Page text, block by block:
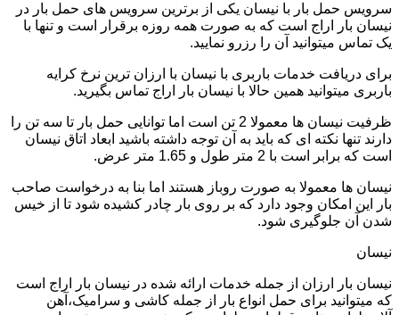
سرویس حمل بار با نیسان یکی از برترین سرویس های حمل بار در
نیسان بار اراج است که به صورت همه روزه برقرار است و تنها با
یک تماس میتوانید آن را رزرو نمایید.
برای دریافت خدمات باربری با نیسان با ارزان ترین نرخ کرایه
باربری میتوانید همین حالا با نیسان بار اراج تماس بگیرید.
ظرفیت نیسان ها معمولا 2 تن است اما توانایی حمل بار تا سه تن را
دارند تنها نکته ای که باید به آن توجه داشته باشید ابعاد اتاق نیسان
است که برابر است با 2 متر طول و 1.65 متر عرض.
نیسان ها معمولا به صورت روباز هستند اما بنا به درخواست صاحب
بار این امکان وجود دارد که بر روی بار چادر کشیده شود تا از خیس
شدن آن جلوگیری شود.
نیسان
نیسان بار ارزان از جمله خدمات ارائه شده در نیسان بار اراج است
که میتوانید برای حمل انواع بار از جمله کاشی و سرامیک،آهن